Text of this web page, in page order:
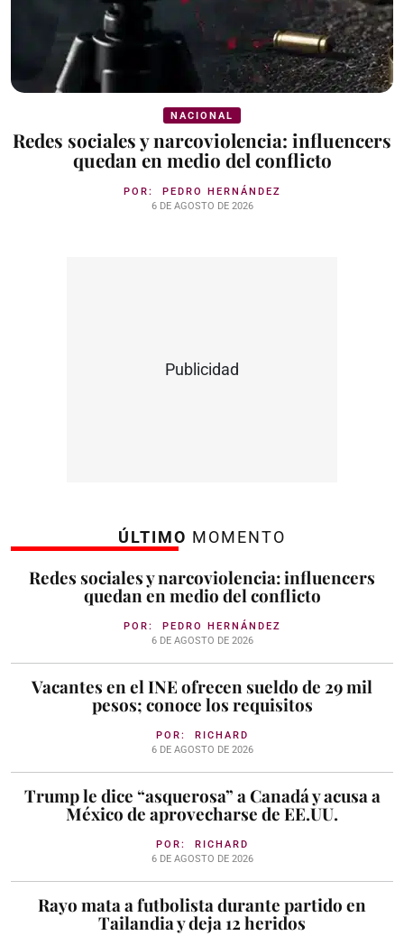
NACIONAL
Redes sociales y narcoviolencia: influencers
quedan en medio del conflicto
POR: PEDRO HERNÁNDEZ
6 DE AGOSTO DE 2026
Publicidad
ÚLTIMO MOMENTO
Redes sociales y narcoviolencia: influencers
quedan en medio del conflicto
POR: PEDRO HERNÁNDEZ
6 DE AGOSTO DE 2026
Vacantes en el INE ofrecen sueldo de 29 mil
pesos; conoce los requisitos
POR: RICHARD
6 DE AGOSTO DE 2026
Trump le dice “asquerosa” a Canadá y acusa a
México de aprovecharse de EE.UU.
POR: RICHARD
6 DE AGOSTO DE 2026
Rayo mata a futbolista durante partido en
Tailandia y deja 12 heridos